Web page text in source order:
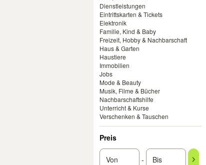
Dienstleistungen
Eintrittskarten & Tickets
Elektronik
Familie, Kind & Baby
Freizeit, Hobby & Nachbarschaft
Haus & Garten
Haustiere
Immobilien
Jobs
Mode & Beauty
Musik, Filme & Bücher
Nachbarschaftshilfe
Unterricht & Kurse
Verschenken & Tauschen
Preis
-